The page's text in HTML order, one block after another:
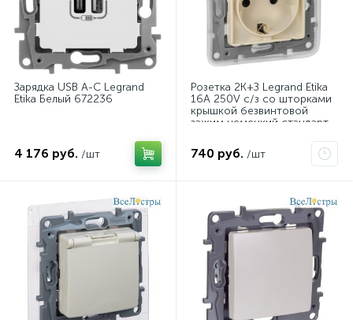
Зарядка USB A-C Legrand
Etika Белый 672236
4 176 руб. /шт
Розетка 2К+З Legrand Etika
16A 250V с/з со шторками
крышкой безвинтовой
зажим немецкий стандарт
740 руб. /шт